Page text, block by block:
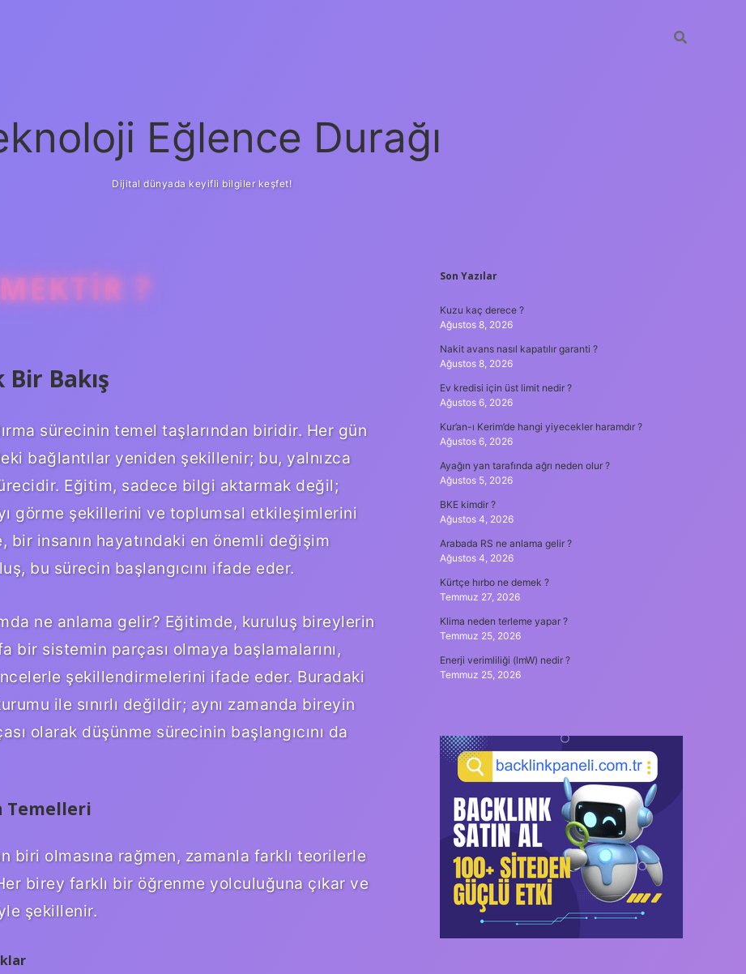
Eğlence Durağı
Dijital dünyada keyifli bilgiler keşfet!
?
Bakış
sürecinin temel taşlarından biridir. Her gün
bağlantılar yeniden şekillenir; bu, yalnızca
Eğitim, sadece bilgi aktarmak değil;
görme şekillerini ve toplumsal etkileşimlerini
insanın hayatındaki en önemli değişim
bu sürecin başlangıcını ifade eder.
ne anlama gelir? Eğitimde, kuruluş bireylerin
sistemin parçası olmaya başlamalarını,
şekillendirmelerini ifade eder. Buradaki
ile sınırlı değildir; aynı zamanda bireyin
olarak düşünme sürecinin başlangıcını da
Temelleri
biri olmasına rağmen, zamanla farklı teorilerle
birey farklı bir öğrenme yolculuğuna çıkar ve
şekillenir.
SIDEBAR
Son Yazılar
Kuzu kaç derece ?
Ağustos 8, 2026
Nakit avans nasıl kapatılır garanti ?
Ağustos 8, 2026
Ev kredisi için üst limit nedir ?
Ağustos 6, 2026
Kur’an-ı Kerim’de hangi yiyecekler haramdır ?
Ağustos 6, 2026
Ayağın yan tarafında ağrı neden olur ?
Ağustos 5, 2026
BKE kimdir ?
Ağustos 4, 2026
Arabada RS ne anlama gelir ?
Ağustos 4, 2026
Kürtçe hırbo ne demek ?
Temmuz 27, 2026
Klima neden terleme yapar ?
Temmuz 25, 2026
Enerji verimliliği (lmW) nedir ?
Temmuz 25, 2026